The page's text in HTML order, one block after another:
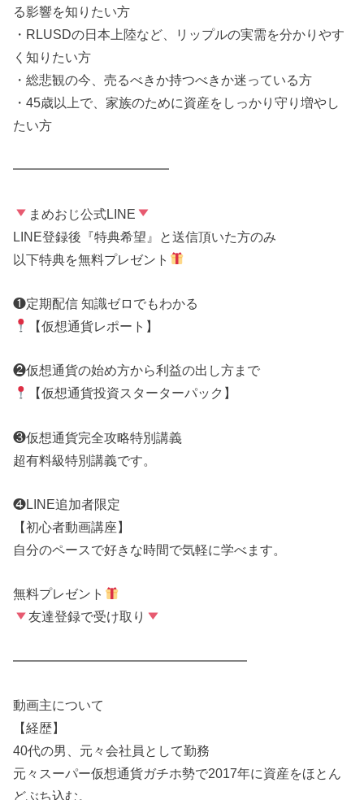
る影響を知りたい方
・RLUSDの日本上陸など、リップルの実需を分かりやす
く知りたい方
・総悲観の今、売るべきか持つべきか迷っている方
・45歳以上で、家族のために資産をしっかり守り増やし
たい方
━━━━━━━━━━━━
まめおじ公式LINE
LINE登録後『特典希望』と送信頂いた方のみ
以下特典を無料プレゼント
❶定期配信 知識ゼロでもわかる
【仮想通貨レポート】
❷仮想通貨の始め方から利益の出し方まで
【仮想通貨投資スターターパック】
❸仮想通貨完全攻略特別講義
超有料級特別講義です。
❹LINE追加者限定
【初心者動画講座】
自分のペースで好きな時間で気軽に学べます。
無料プレゼント
友達登録で受け取り
━━━━━━━━━━━━━━━━━━
動画主について
【経歴】
40代の男、元々会社員として勤務
元々スーパー仮想通貨ガチホ勢で2017年に資産をほとん
どぶち込む。